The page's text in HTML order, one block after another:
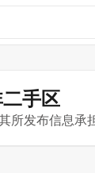
手区
发布信息承